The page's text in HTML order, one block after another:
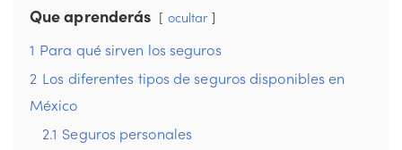
Que aprenderás ocultar
1 Para qué sirven los seguros
2 Los diferentes tipos de seguros disponibles en
México
2.1 Seguros personales